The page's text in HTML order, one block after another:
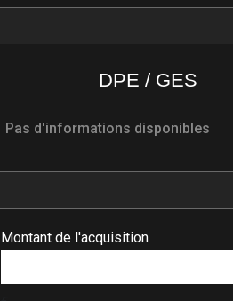
DPE / GES
Pas d'informations disponibles
Montant de l'acquisition